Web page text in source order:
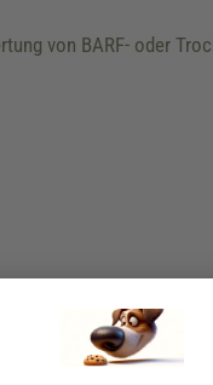
von BARF- oder